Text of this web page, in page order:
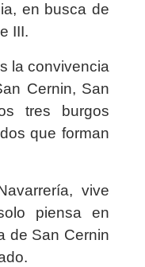
en busca de
III.
la convivencia
Cernin, San
tres burgos
que forman
vive
piensa en
de San Cernin